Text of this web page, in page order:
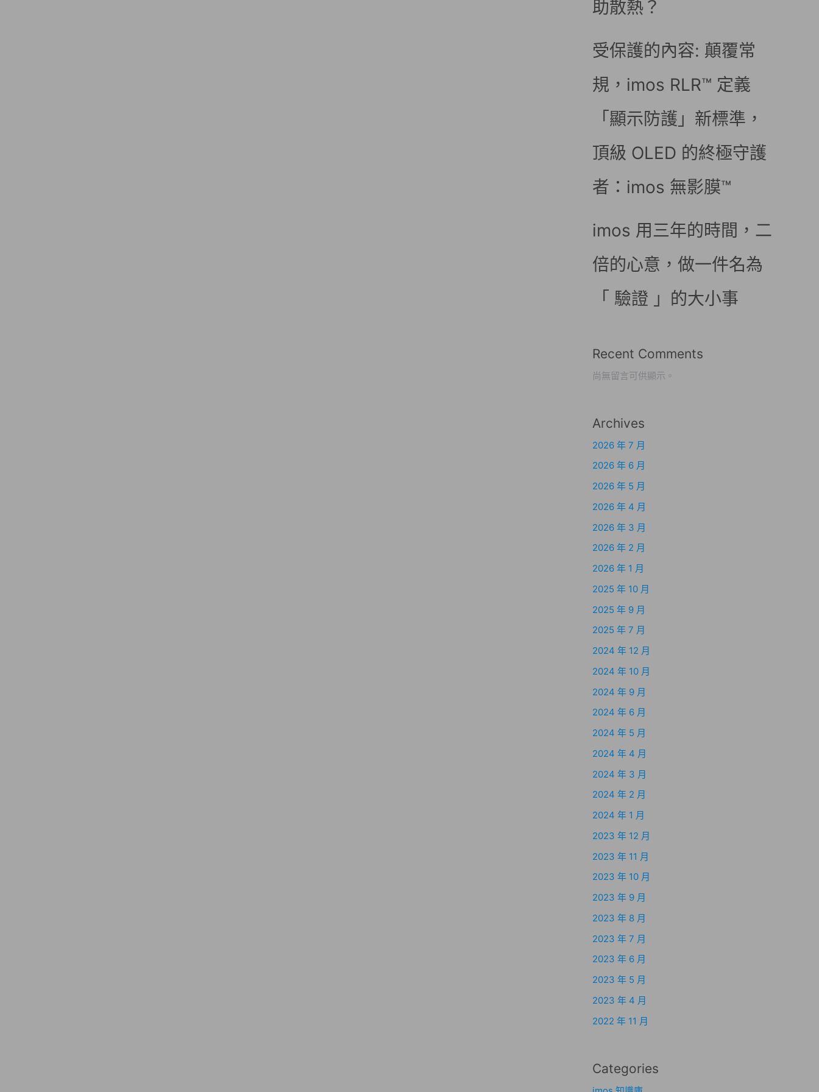
助散熱？
受保護的內容: 顛覆常
規，imos RLR™ 定義
「顯示防護」新標準，
頂級 OLED 的終極守護
者：imos 無影膜™
imos 用三年的時間，二
倍的心意，做一件名為
「 驗證 」的大小事
Recent Comments
尚無留言可供顯示。
Archives
2026 年 7 月
2026 年 6 月
2026 年 5 月
2026 年 4 月
2026 年 3 月
2026 年 2 月
2026 年 1 月
2025 年 10 月
2025 年 9 月
2025 年 7 月
2024 年 12 月
2024 年 10 月
2024 年 9 月
2024 年 6 月
2024 年 5 月
2024 年 4 月
2024 年 3 月
2024 年 2 月
2024 年 1 月
2023 年 12 月
2023 年 11 月
2023 年 10 月
2023 年 9 月
2023 年 8 月
2023 年 7 月
2023 年 6 月
2023 年 5 月
2023 年 4 月
2022 年 11 月
Categories